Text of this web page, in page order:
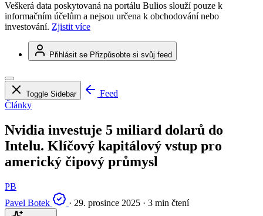
Veškerá data poskytovaná na portálu Bulios slouží pouze k
informačním účelům a nejsou určena k obchodování nebo
investování. Zjistit více
Přihlásit se Přizpůsobte si svůj feed
Toggle Sidebar
Feed
Články
Nvidia investuje 5 miliard dolarů do
Intelu. Klíčový kapitálový vstup pro
americký čipový průmysl
PB
Pavel Botek
· 29. prosince 2025 · 3 min čtení